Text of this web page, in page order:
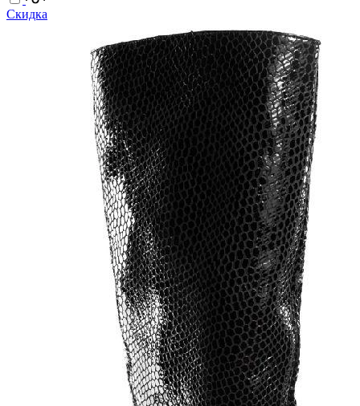
Скидка